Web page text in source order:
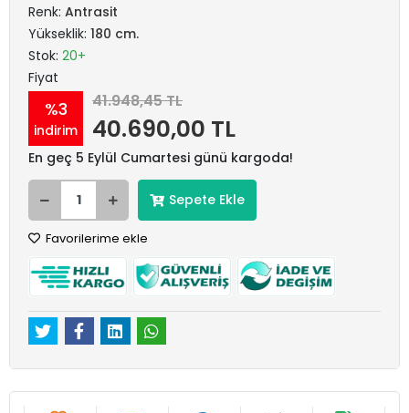
Renk: Antrasit
Yükseklik: 180 cm.
Stok: 20+
Fiyat
%3
indirim
41.948,45 TL
40.690,00 TL
En geç 5 Eylül Cumartesi günü kargoda!
Sepete Ekle
Favorilerime ekle